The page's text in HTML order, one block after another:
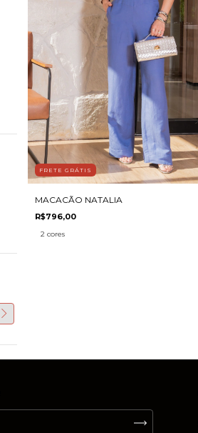
FRETE GRÁTIS
MACACÃO NATALIA
R$796,00
2 cores